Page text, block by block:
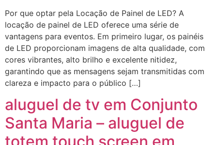
Por que optar pela Locação de Painel de LED? A
locação de painel de LED oferece uma série de
vantagens para eventos. Em primeiro lugar, os painéis
de LED proporcionam imagens de alta qualidade, com
cores vibrantes, alto brilho e excelente nitidez,
garantindo que as mensagens sejam transmitidas com
clareza e impacto para o público […]
aluguel de tv em Conjunto
Santa Maria – aluguel de